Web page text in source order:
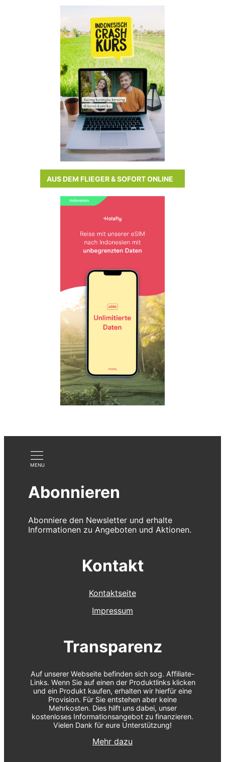
AUS DEM FLIEGER & SOFORT ONLINE
Abonnieren
Abonniere den Newsletter und erhalte
Informationen zu Angeboten und Aktionen.
Kontakt
Kontaktseite
Impressum
Transparenz
Auf unserer Webseite befinden sich sog. Affiliate-
Links. Wenn Sie auf einen der Produktlinks klicken
und ein Produkt kaufen, erhalten wir hierfür eine
Provision. Für Sie entstehen aber keine
Mehrkosten. Dies hilft uns dabei, unser
kostenloses Informationsangebot zu finanzieren.
Vielen Dank für eure Unterstützung!
Mehr dazu